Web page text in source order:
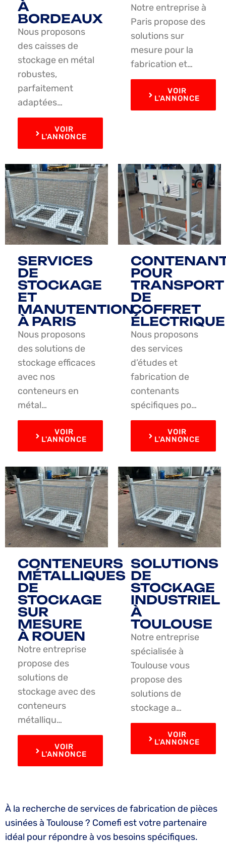
À
BORDEAUX
Nous proposons
des caisses de
stockage en métal
robustes,
parfaitement
adaptées…
VOIR
L'ANNONCE
Notre entreprise à
Paris propose des
solutions sur
mesure pour la
fabrication et…
VOIR
L'ANNONCE
SERVICES
DE
STOCKAGE
ET
MANUTENTION
À PARIS
Nous proposons
des solutions de
stockage efficaces
avec nos
conteneurs en
métal…
VOIR
L'ANNONCE
POUR
TRANSPORT
DE
COFFRET
ÉLECTRIQUE
Nous proposons
des services
d’études et
fabrication de
contenants
spécifiques po…
VOIR
L'ANNONCE
CONTENEURS
MÉTALLIQUES
DE
STOCKAGE
SUR
MESURE
À ROUEN
Notre entreprise
propose des
solutions de
stockage avec des
conteneurs
métalliqu…
VOIR
L'ANNONCE
SOLUTIONS
DE
STOCKAGE
INDUSTRIEL
À
TOULOUSE
Notre entreprise
spécialisée à
Toulouse vous
propose des
solutions de
stockage a…
VOIR
L'ANNONCE
À la recherche de services de fabrication de pièces
usinées à Toulouse ? Comefi est votre partenaire
idéal pour répondre à vos besoins spécifiques.